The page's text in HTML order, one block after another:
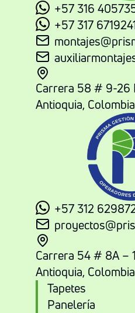
+57 316
+57 317
Carrera 58 # 9-26
Antioquia, Colombia
+57 312
Carrera 54 # 8A –
Antioquia, Colombia
Tapetes
Panelería